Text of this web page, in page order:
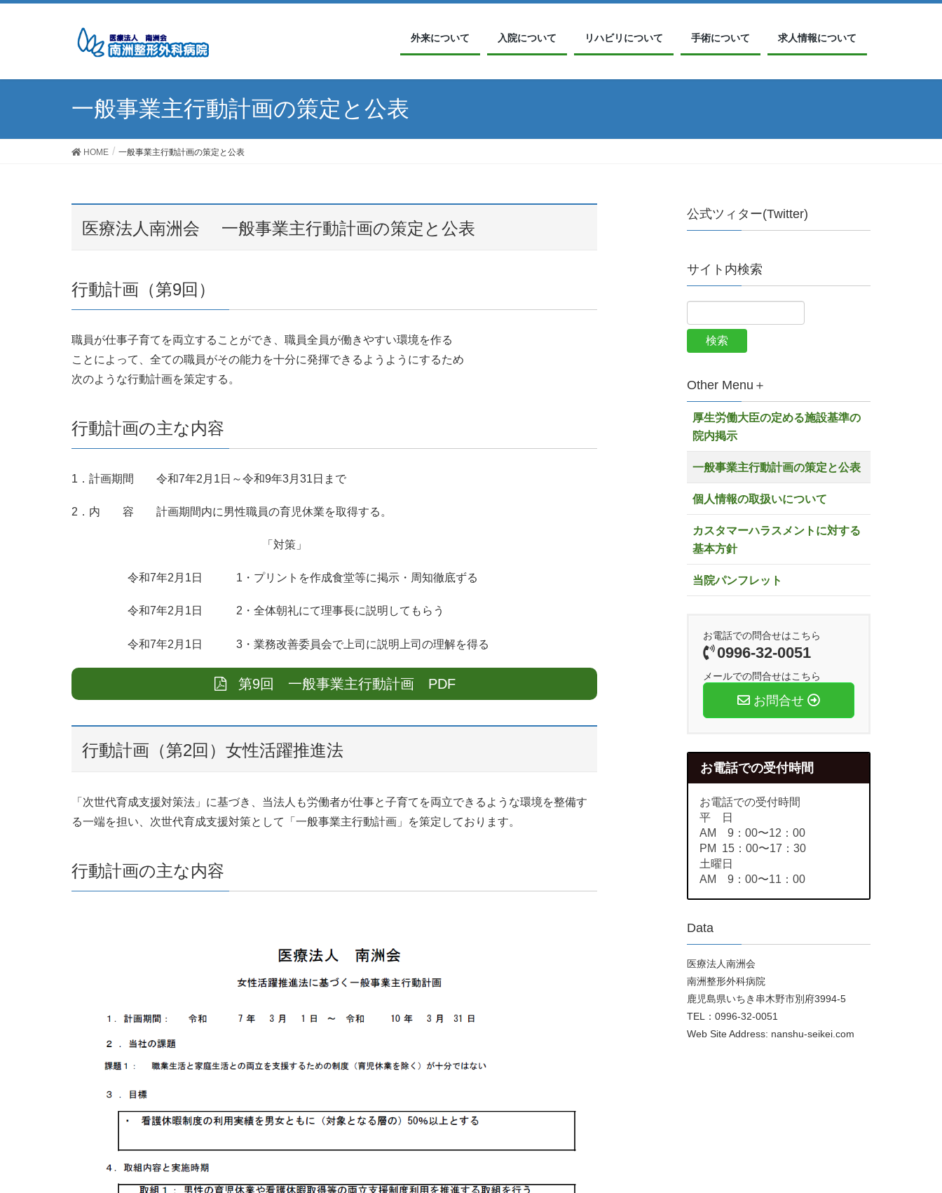
外来について 入院について リハビリについて 手術について 求人情報について
一般事業主行動計画の策定と公表
HOME 一般事業主行動計画の策定と公表
医療法人南洲会 一般事業主行動計画の策定と公表
行動計画（第9回）
職員が仕事子育てを両立することができ、職員全員が働きやすい環境を作る
ことによって、全ての職員がその能力を十分に発揮できるようようにするため
次のような行動計画を策定する。
行動計画の主な内容
1．計画期間 令和7年2月1日～令和9年3月31日まで
2．内 容 計画期間内に男性職員の育児休業を取得する。
「対策」
令和7年2月1日 1・プリントを作成食堂等に掲示・周知徹底ずる
令和7年2月1日 2・全体朝礼にて理事長に説明してもらう
令和7年2月1日 3・業務改善委員会で上司に説明上司の理解を得る
第9回 一般事業主行動計画 PDF
行動計画（第2回）女性活躍推進法
「次世代育成支援対策法」に基づき、当法人も労働者が仕事と子育てを両立できるような環境を整備す
る一端を担い、次世代育成支援対策として「一般事業主行動計画」を策定しております。
行動計画の主な内容
公式ツィター(Twitter)
サイト内検索
Other Menu＋
厚生労働大臣の定める施設基準の
院内掲示
一般事業主行動計画の策定と公表
個人情報の取扱いについて
カスタマーハラスメントに対する
基本方針
当院パンフレット
お電話での問合せはこちら
0996-32-0051
メールでの問合せはこちら
お問合せ
お電話での受付時間
お電話での受付時間
平 日
AM 9：00〜12：00
PM 15：00〜17：30
土曜日
AM 9：00〜11：00
Data
医療法人南洲会
南洲整形外科病院
鹿児島県いちき串木野市別府3994-5
TEL：0996-32-0051
Web Site Address: nanshu-seikei.com